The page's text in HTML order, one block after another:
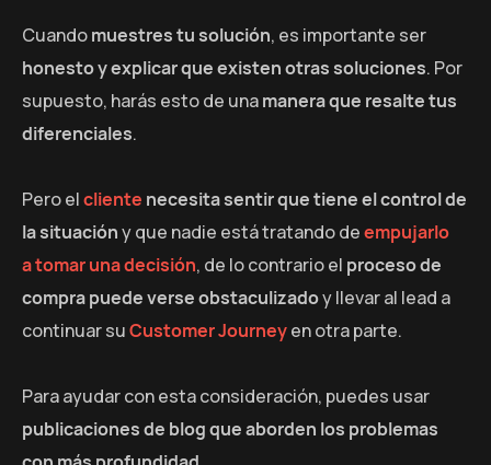
Cuandomuestres tu solución, es importante ser
honesto y explicar que existen otras soluciones. Por
supuesto, harás esto de unamanera que resalte tus
diferenciales.
Pero elcliente necesita sentir que tiene el control de
la situacióny que nadie está tratando deempujarlo
a tomar una decisión, de lo contrario el proceso de
compra puede verse obstaculizadoy llevar al lead a
continuar suCustomer Journeyen otra parte.
Para ayudar con esta consideración, puedes usar
publicaciones de blog que aborden los problemas